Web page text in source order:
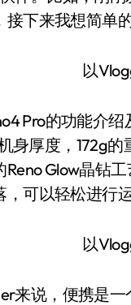
下来我想简单
Pro的功能介绍
身厚度，172g
Reno Glow晶钻
可以轻松进行
说，便携是一